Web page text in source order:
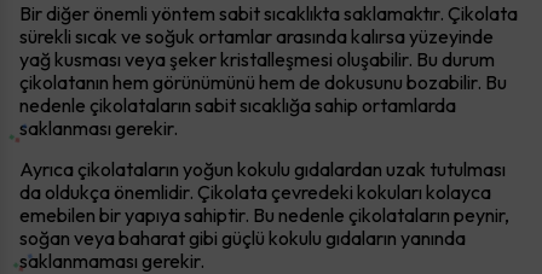
Bir diğer önemli yöntem sabit sıcaklıkta saklamaktır. Çikolata
sürekli sıcak ve soğuk ortamlar arasında kalırsa yüzeyinde
yağ kusması veya şeker kristalleşmesi oluşabilir. Bu durum
çikolatanın hem görünümünü hem de dokusunu bozabilir. Bu
nedenle çikolataların sabit sıcaklığa sahip ortamlarda
saklanması gerekir.
Ayrıca çikolataların yoğun kokulu gıdalardan uzak tutulması
da oldukça önemlidir. Çikolata çevredeki kokuları kolayca
emebilen bir yapıya sahiptir. Bu nedenle çikolataların peynir,
soğan veya baharat gibi güçlü kokulu gıdaların yanında
saklanmaması gerekir.